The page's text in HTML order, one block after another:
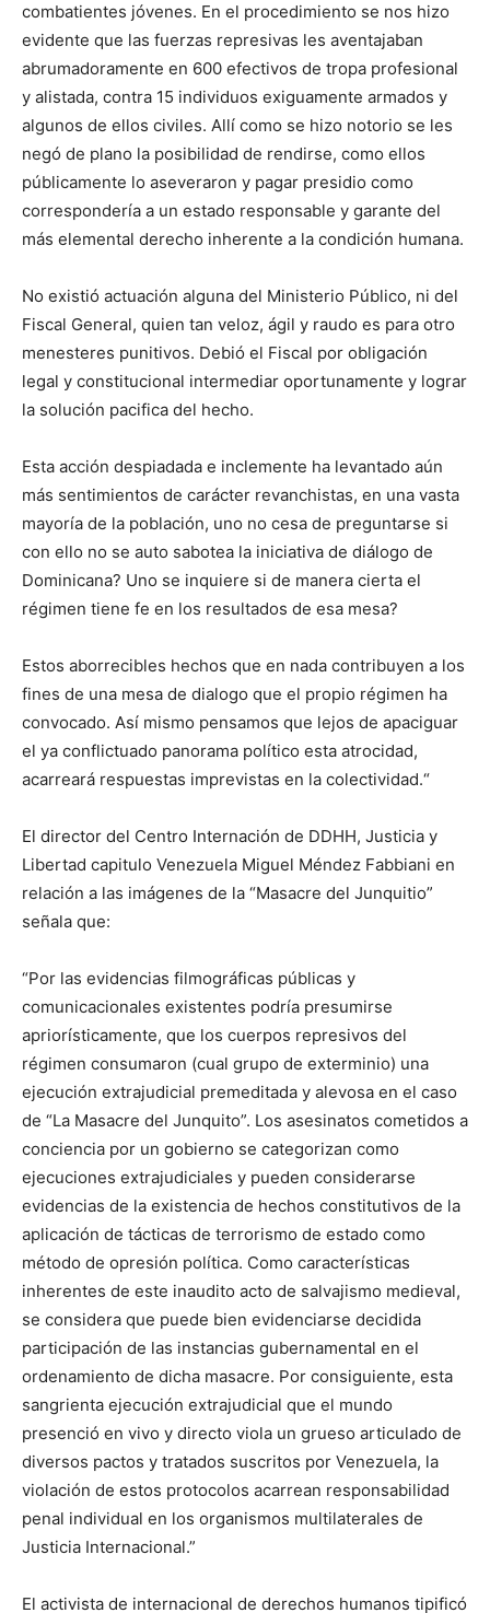
combatientes jóvenes. En el procedimiento se nos hizo
evidente que las fuerzas represivas les aventajaban
abrumadoramente en 600 efectivos de tropa profesional
y alistada, contra 15 individuos exiguamente armados y
algunos de ellos civiles. Allí como se hizo notorio se les
negó de plano la posibilidad de rendirse, como ellos
públicamente lo aseveraron y pagar presidio como
correspondería a un estado responsable y garante del
más elemental derecho inherente a la condición humana.
No existió actuación alguna del Ministerio Público, ni del
Fiscal General, quien tan veloz, ágil y raudo es para otro
menesteres punitivos. Debió el Fiscal por obligación
legal y constitucional intermediar oportunamente y lograr
la solución pacifica del hecho.
Esta acción despiadada e inclemente ha levantado aún
más sentimientos de carácter revanchistas, en una vasta
mayoría de la población, uno no cesa de preguntarse si
con ello no se auto sabotea la iniciativa de diálogo de
Dominicana? Uno se inquiere si de manera cierta el
régimen tiene fe en los resultados de esa mesa?
Estos aborrecibles hechos que en nada contribuyen a los
fines de una mesa de dialogo que el propio régimen ha
convocado. Así mismo pensamos que lejos de apaciguar
el ya conflictuado panorama político esta atrocidad,
acarreará respuestas imprevistas en la colectividad.“
El director del Centro Internación de DDHH, Justicia y
Libertad capitulo Venezuela Miguel Méndez Fabbiani en
relación a las imágenes de la “Masacre del Junquitio”
señala que:
“Por las evidencias filmográficas públicas y
comunicacionales existentes podría presumirse
apriorísticamente, que los cuerpos represivos del
régimen consumaron (cual grupo de exterminio) una
ejecución extrajudicial premeditada y alevosa en el caso
de “La Masacre del Junquito”. Los asesinatos cometidos a
conciencia por un gobierno se categorizan como
ejecuciones extrajudiciales y pueden considerarse
evidencias de la existencia de hechos constitutivos de la
aplicación de tácticas de terrorismo de estado como
método de opresión política. Como características
inherentes de este inaudito acto de salvajismo medieval,
se considera que puede bien evidenciarse decidida
participación de las instancias gubernamental en el
ordenamiento de dicha masacre. Por consiguiente, esta
sangrienta ejecución extrajudicial que el mundo
presenció en vivo y directo viola un grueso articulado de
diversos pactos y tratados suscritos por Venezuela, la
violación de estos protocolos acarrean responsabilidad
penal individual en los organismos multilaterales de
Justicia Internacional.”
El activista de internacional de derechos humanos tipificó